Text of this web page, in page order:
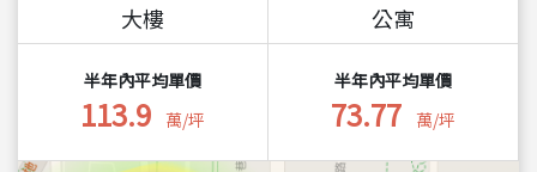
大樓
半年內平均單價
113.9 萬/坪
公寓
半年內平均單價
73.77 萬/坪